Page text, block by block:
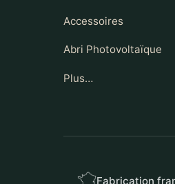
Accessoires
Abri Photovoltaïque
Plus…
Fabrication